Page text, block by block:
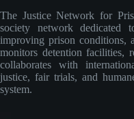
The Justice Network for
society network dedicated
improving prison conditions,
monitors detention facilities,
collaborates with
justice, fair trials, and
system.